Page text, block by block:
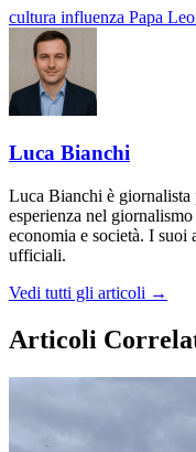
cultura influenza Papa
Luca Bianchi
Luca Bianchi è
esperienza nel
economia e società. I suoi
ufficiali.
Vedi tutti gli articoli →
Articoli